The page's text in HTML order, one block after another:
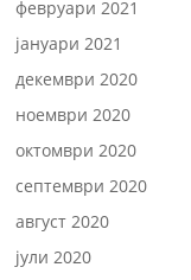
февруари 2021
јануари 2021
декември 2020
ноември 2020
октомври 2020
септември 2020
август 2020
јули 2020